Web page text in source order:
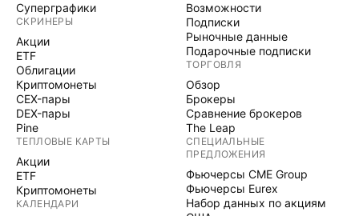
Суперграфики
СКРИНЕРЫ
Акции
ETF
Облигации
Криптомонеты
CEX-пары
DEX-пары
Pine
ТЕПЛОВЫЕ КАРТЫ
Акции
ETF
Криптомонеты
КАЛЕНДАРИ
Возможности
Подписки
Рыночные данные
Подарочные подписки
ТОРГОВЛЯ
Обзор
Брокеры
Сравнение брокеров
The Leap
СПЕЦИАЛЬНЫЕ
ПРЕДЛОЖЕНИЯ
Фьючерсы CME Group
Фьючерсы Eurex
Набор данных по акциям